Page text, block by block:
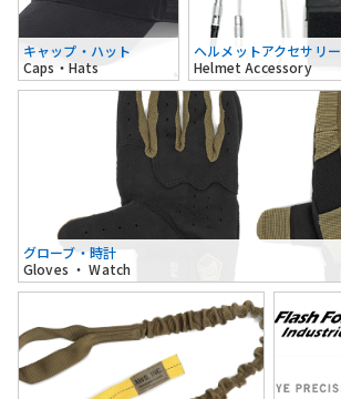
キャップ・ハット
Caps・Hats
ヘルメットアクセサリー
Helmet Accessory
グローブ・時計
Gloves ・ Watch